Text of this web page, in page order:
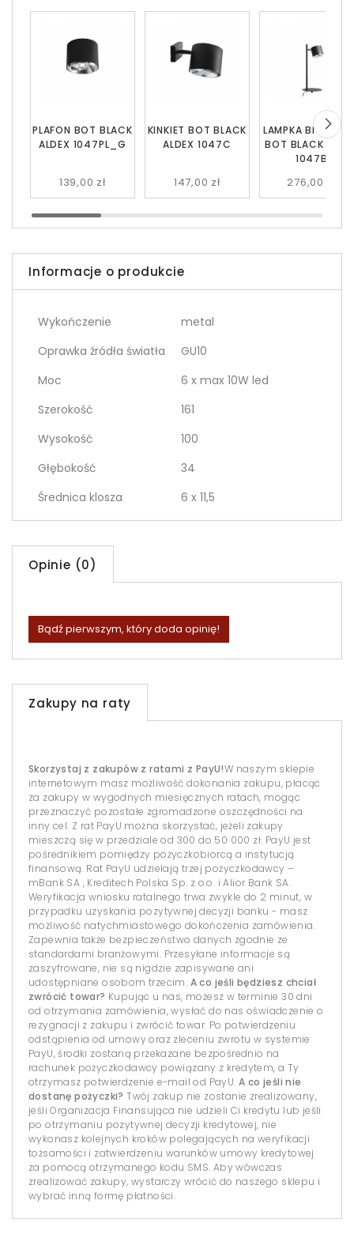
PLAFON BOT BLACK
ALDEX 1047PL_G
139,00 zł
KINKIET BOT BLACK
ALDEX 1047C
147,00 zł
LAMPKA
BOT BLACK
1047B
276,00 zł
Informacje o produkcie
Wykończenie
metal
Oprawka źródła światła
GU10
Moc
6 x max 10W led
Szerokość
161
Wysokość
100
Głębokość
34
Średnica klosza
6 x 11,5
Opinie (0)
Bądź pierwszym, który doda opinię!
Zakupy na raty
Skorzystaj z zakupów z ratami z PayU!W naszym sklepie
internetowym masz możliwość dokonania zakupu, płacąc
za zakupy w wygodnych miesięcznych ratach, mogąc
przeznaczyć pozostałe zgromadzone oszczędności na
inny cel. Z rat PayU można skorzystać, jeżeli zakupy
mieszczą się w przedziale od 300 do 50 000 zł. PayU jest
pośrednikiem pomiędzy pożyczkobiorcą a instytucją
finansową. Rat PayU udzielają trzej pożyczkodawcy –
mBank SA , Kreditech Polska Sp. z o.o. i Alior Bank SA.
Weryfikacja wniosku ratalnego trwa zwykle do 2 minut, w
przypadku uzyskania pozytywnej decyzji banku - masz
możliwość natychmiastowego dokończenia zamówienia.
Zapewnia także bezpieczeństwo danych zgodnie ze
standardami branżowymi. Przesyłane informacje są
zaszyfrowane, nie są nigdzie zapisywane ani
udostępniane osobom trzecim. A co jeśli będziesz chciał
zwrócić towar? Kupując u nas, możesz w terminie 30 dni
od otrzymania zamówienia, wysłać do nas oświadczenie o
rezygnacji z zakupu i zwrócić towar. Po potwierdzeniu
odstąpienia od umowy oraz zleceniu zwrotu w systemie
PayU, środki zostaną przekazane bezpośrednio na
rachunek pożyczkodawcy powiązany z kredytem, a Ty
otrzymasz potwierdzenie e-mail od PayU. A co jeśli nie
dostanę pożyczki? Twój zakup nie zostanie zrealizowany,
jeśli Organizacja Finansująca nie udzieli Ci kredytu lub jeśli
po otrzymaniu pozytywnej decyzji kredytowej, nie
wykonasz kolejnych kroków polegających na weryfikacji
tożsamości i zatwierdzeniu warunków umowy kredytowej
za pomocą otrzymanego kodu SMS. Aby wówczas
zrealizować zakupy, wystarczy wrócić do naszego sklepu i
wybrać inną formę płatności.